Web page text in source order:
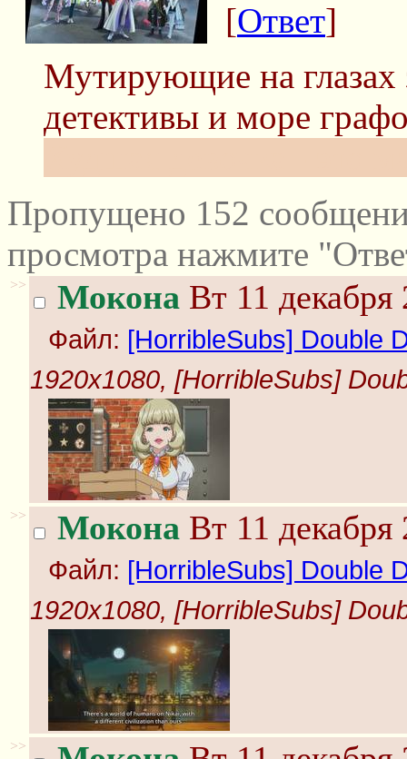
[Ответ]
Мутирующие на глазах
детективы и море
Пропущено 152
просмотра нажмите
>> Мокона Вт 11
Файл: [HorribleSubs] Double
1920x1080, [HorribleSubs]
>> Мокона Вт 11
Файл: [HorribleSubs] Double
1920x1080, [HorribleSubs]
>>